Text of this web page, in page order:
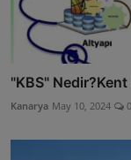
"KBS"
Kanarya May 10, 2024 0